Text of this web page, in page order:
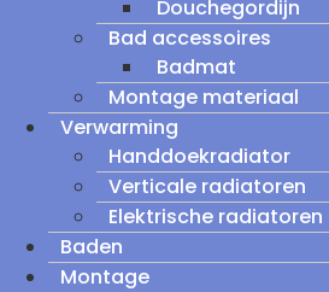
Douchegordijn
Bad accessoires
Badmat
Montage materiaal
Verwarming
Handdoekradiator
Verticale radiatoren
Elektrische radiatoren
Baden
Montage